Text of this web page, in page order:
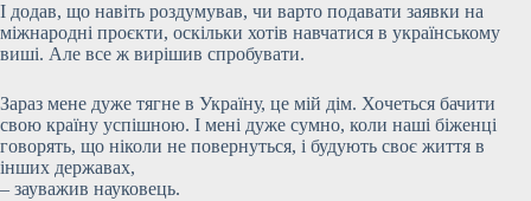
І додав, що навіть роздумував, чи варто подавати заявки на
міжнародні проєкти, оскільки хотів навчатися в українському
виші. Але все ж вирішив спробувати.
Зараз мене дуже тягне в Україну, це мій дім. Хочеться бачити
свою країну успішною. І мені дуже сумно, коли наші біженці
говорять, що ніколи не повернуться, і будують своє життя в
інших державах,
– зауважив науковець.